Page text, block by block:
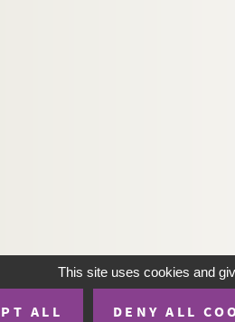
This site uses cookies and
ALL DENY ALL